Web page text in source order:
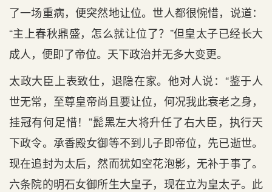
了一场重病，便突然地让位。世人都很惋惜，说道：
“主上春秋鼎盛，怎么就让位了？”但皇太子已经长大
成人，便即了帝位。天下政治并无多大变更。
太政大臣上表致仕，退隐在家。他对人说：“鉴于人
世无常，至尊皇帝尚且要让位，何况我此衰老之身，
挂冠有何足惜！”髭黑左大将升任了右大臣，执行天
下政令。承香殿女御等不到儿子即帝位，先已逝世。
现在追封为太后，然而犹如空花泡影，无补于事了。
六条院的明石女御所生大皇子，现在立为皇太子。此